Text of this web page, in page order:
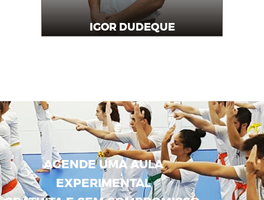
IGOR DUDEQUE
Instrutor
AGENDE UMA AULA
EXPERIMENTAL